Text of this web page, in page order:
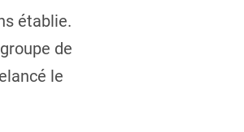
établie.
de
le